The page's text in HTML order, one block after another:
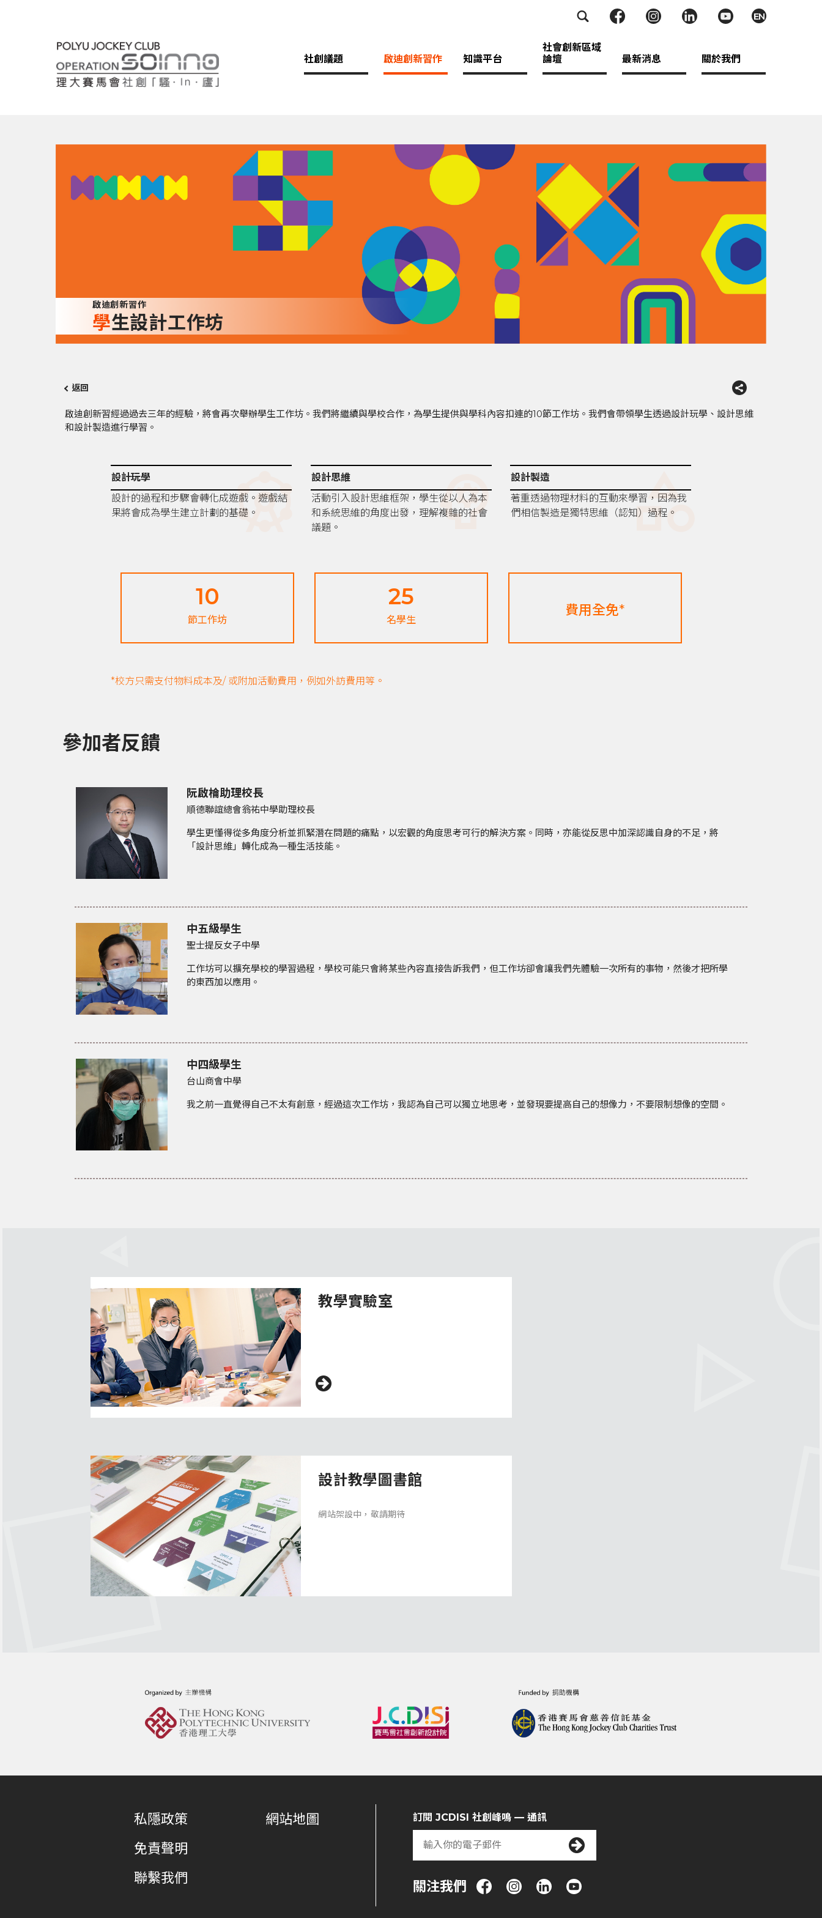
EN
社創議題 啟迪創新習作 知識平台
社會創新區域
論壇
最新消息 關於我們
啟迪創新習作
學生設計工作坊
返回
啟迪創新習經過過去三年的經驗，將會再次舉辦學生工作坊。我們將繼續與學校合作，為學生提供與學科內容扣連的10節工作坊。我們會帶領學生透過設計玩學、設計思維
和設計製造進行學習。
設計玩學
設計的過程和步驟會轉化成遊戲。遊戲結
果將會成為學生建立計劃的基礎。attractions
設計思維
活動引入設計思維框架，學生從以人為本
和系統思維的角度出發，理解複雜的社會
議題。
psychology
設計製造
著重透過物理材料的互動來學習，因為我
們相信製造是獨特思維（認知）過程。
category
10
節工作坊
25
名學生
費用全免*
*校方只需支付物料成本及/ 或附加活動費用，例如外訪費用等。
參加者反饋
阮啟棆助理校長
順德聯誼總會翁祐中學助理校長
學生更懂得從多角度分析並抓緊潛在問題的痛點， 以宏觀的角度思考可行的解決方案。同時，亦能從反思中加深認識自身的不足，將
「設計思維」轉化成為一種生活技能。
中五級學生
聖士提反女子中學
工作坊可以擴充學校的學習過程，學校可能只會將某些內容直接告訴我們， 但工作坊卻會讓我們先體驗一次所有的事物， 然後才把所學
的東西加以應用。
中四級學生
台山商會中學
我之前一直覺得自己不太有創意，經過這次工作坊，我認為自己可以獨立地思考，並發現要提高自己的想像力，不要限制想像的空間。
教學實驗室
設計教學圖書館
網站架設中，敬請期待
私隱政策
免責聲明
聯繫我們
網站地圖 訂閱 JCDISI 社創峰鳴 — 通訊
關注我們